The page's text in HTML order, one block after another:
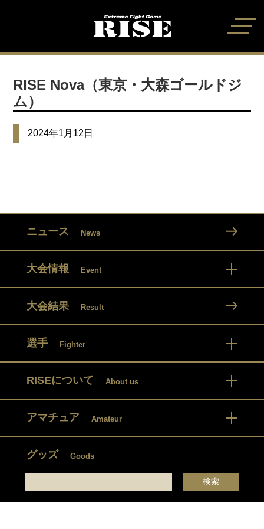
RISE Nova（東京・大森ゴールドジ
ム）
2024年1月12日
ニュース News
大会情報 Event
大会結果 Result
選手 Fighter
RISEについて About us
アマチュア Amateur
グッズ Goods